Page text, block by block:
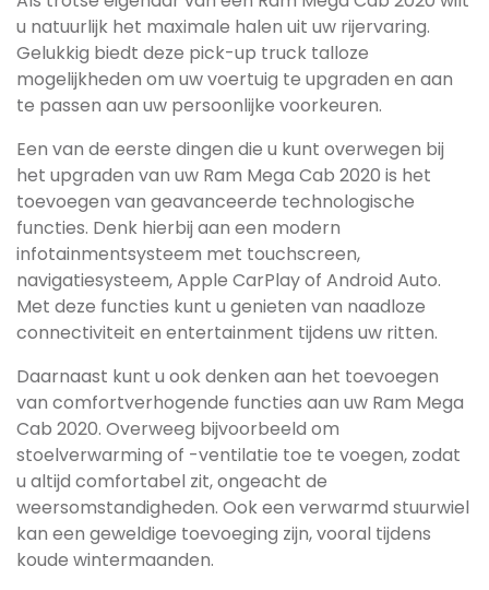
u natuurlijk het maximale halen uit uw rijervaring.
Gelukkig biedt deze pick-up truck talloze
mogelijkheden om uw voertuig te upgraden en aan
te passen aan uw persoonlijke voorkeuren.
Een van de eerste dingen die u kunt overwegen bij
het upgraden van uw Ram Mega Cab 2020 is het
toevoegen van geavanceerde technologische
functies. Denk hierbij aan een modern
infotainmentsysteem met touchscreen,
navigatiesysteem, Apple CarPlay of Android Auto.
Met deze functies kunt u genieten van naadloze
connectiviteit en entertainment tijdens uw ritten.
Daarnaast kunt u ook denken aan het toevoegen
van comfortverhogende functies aan uw Ram Mega
Cab 2020. Overweeg bijvoorbeeld om
stoelverwarming of -ventilatie toe te voegen, zodat
u altijd comfortabel zit, ongeacht de
weersomstandigheden. Ook een verwarmd stuurwiel
kan een geweldige toevoeging zijn, vooral tijdens
koude wintermaanden.